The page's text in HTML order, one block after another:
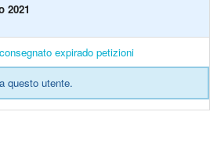
2021
consegnato expirado petizioni
questo utente.